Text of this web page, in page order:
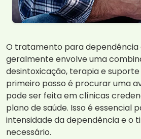
O tratamento para dependência
geralmente envolve uma
desintoxicação, terapia e
primeiro passo é procurar uma
pode ser feita em clínicas
plano de saúde. Isso é essencial
intensidade da dependência e o
necessário.